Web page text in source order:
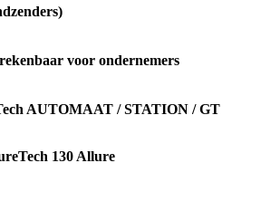
voor ondernemers
AUTOMAAT / STATION / GT
130 Allure